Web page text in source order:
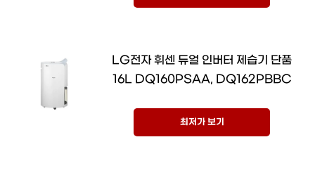
LG전자 휘센 듀얼 인버터 제습기 단품
16L DQ160PSAA, DQ162PBBC
최저가 보기